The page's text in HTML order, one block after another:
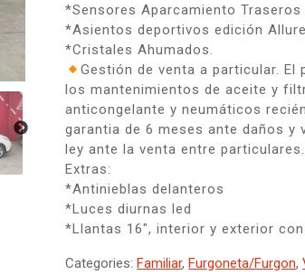
*Sensores Aparcamiento Traseros
*Asientos deportivos edición Allure
*Cristales Ahumados.
Gestión de venta a particular.
los mantenimientos de aceite y
anticongelante y neumáticos
garantia de 6 meses ante daños
ley ante la venta entre particulares.
Extras:
*Antinieblas delanteros
*Luces diurnas led
*Llantas 16″, interior y exterior
Categories: Familiar, Furgoneta/Furgon,